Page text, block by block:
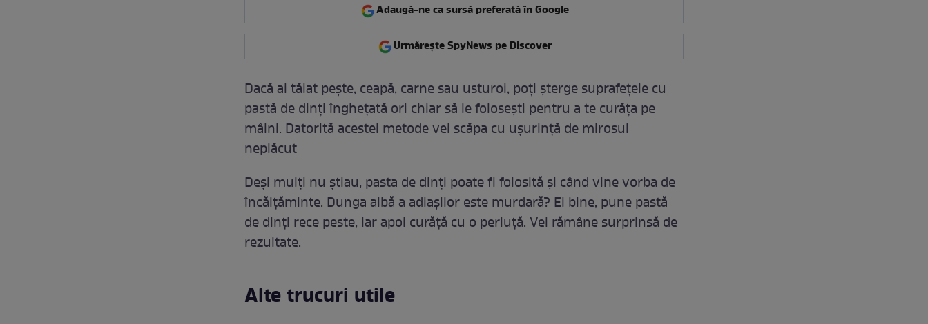
Adaugă-ne ca sursă preferată în Google
Urmărește SpyNews pe Discover
Dacă ai tăiat pește, ceapă, carne sau usturoi, poți șterge suprafețele cu
pastă de dinți înghețată ori chiar să le folosești pentru a te curăța pe
mâini. Datorită acestei metode vei scăpa cu ușurință de mirosul
neplăcut
Deși mulți nu știau, pasta de dinți poate fi folosită și când vine vorba de
încălțăminte. Dunga albă a adiașilor este murdară? Ei bine, pune pastă
de dinți rece peste, iar apoi curăță cu o periuță. Vei rămâne surprinsă de
rezultate.
Alte trucuri utile